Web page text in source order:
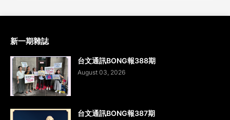
新一期雜誌
台文通訊BONG報388期
August 03, 2026
台文通訊BONG報387期